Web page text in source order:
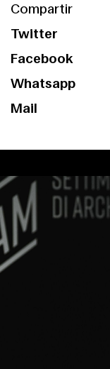
Compartir
Twitter
Facebook
Whatsapp
Mail